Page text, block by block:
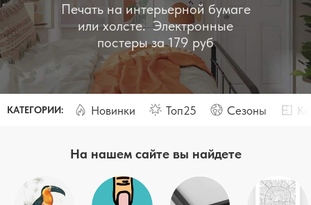
Печать на интерьерной бумаге
или холсте. Электронные
постеры за 179 руб
КАТЕГОРИИ: Новинки Топ25 Сезоны
На нашем сайте вы найдете